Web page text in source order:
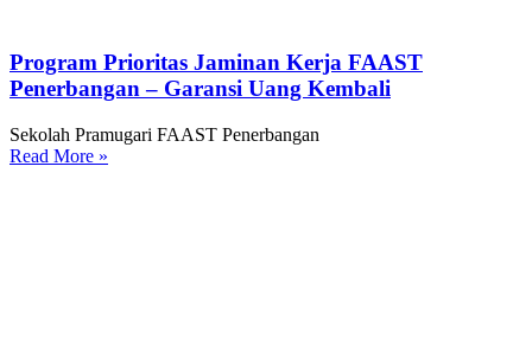
Program Prioritas Jaminan Kerja FAAST
Penerbangan – Garansi Uang Kembali
Sekolah Pramugari FAAST Penerbangan
Read More »